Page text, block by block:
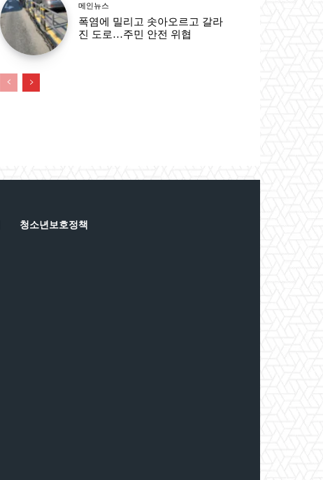
메인뉴스
폭염에 밀리고 솟아오르고 갈라
진 도로…주민 안전 위협
청소년보호정책